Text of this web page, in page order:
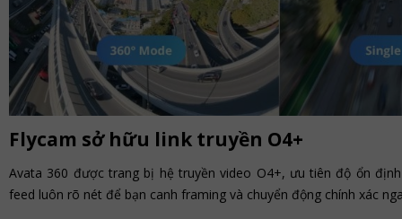
Flycam sở hữu link truyền O4+
Avata 360 được trang bị hệ truyền video O4+, ưu tiên độ ổn
feed luôn rõ nét để bạn canh framing và chuyển động chính xác